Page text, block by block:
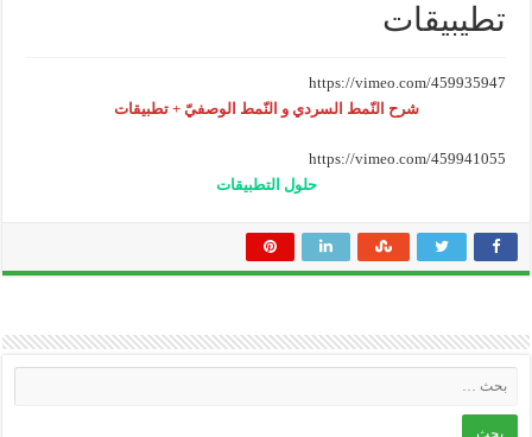
تطيبيقات
https://vimeo.com/459935947
شرح النّمط السردي و النّمط الوصفيّ + تطبيقات
https://vimeo.com/459941055
حلول التطبيقات